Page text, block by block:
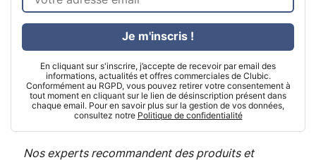
En cliquant sur s'inscrire, j’accepte de recevoir par email des
informations, actualités et offres commerciales de Clubic.
Conformément au RGPD, vous pouvez retirer votre consentement à
tout moment en cliquant sur le lien de désinscription présent dans
chaque email. Pour en savoir plus sur la gestion de vos données,
consultez notre Politique de confidentialité
Je m'inscris !
Nos experts recommandent des produits et